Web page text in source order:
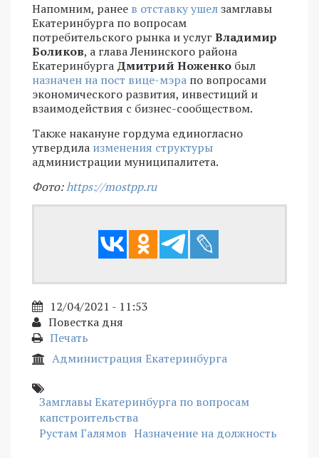
Напомним, ранее в отставку ушелзамглавы
Екатеринбурга по вопросам
потребительского рынка и услуг Владимир
Боликов, а глава Ленинского района
Екатеринбурга Дмитрий Ноженко был
назначен на пост вице-мэра по вопросами
экономического развития, инвестиций и
взаимодействия с бизнес-сообществом.
Также накануне гордума единогласно
утвердила изменения структуры
администрации муниципалитета.
Фото:https://mostpp.ru
12/04/2021 - 11:53
Повестка дня
Печать
Администрация Екатеринбурга
Замглавы Екатеринбурга по вопросам
капстроительства
Рустам Галямов Назначение на должность